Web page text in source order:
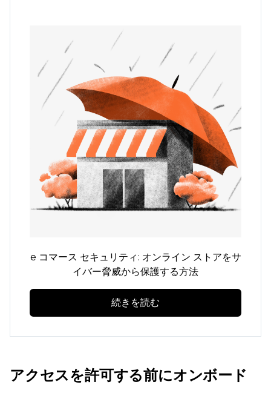
e コマース セキュリティ: オンライン ストアをサ
イバー脅威から保護する方法
続きを読む
アクセスを許可する前にオンボード